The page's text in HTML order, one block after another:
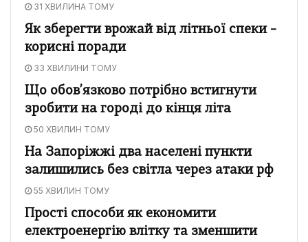
31 ХВИЛИНА ТОМУ
Як зберегти врожай від літньої спеки –
корисні поради
33 ХВИЛИНИ ТОМУ
Що обов’язково потрібно встигнути
зробити на городі до кінця літа
50 ХВИЛИН ТОМУ
На Запоріжжі два населені пункти
залишились без світла через атаки рф
55 ХВИЛИН ТОМУ
Прості способи як економити
електроенергію влітку та зменшити